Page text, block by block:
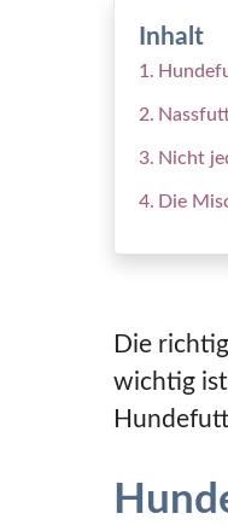
Inhalt
Nicht
Die
Die
wichtig